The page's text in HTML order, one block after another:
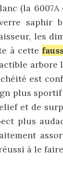
(la
saphir
les
à cette
arbore
est
plus sportif
et de
plus
à le